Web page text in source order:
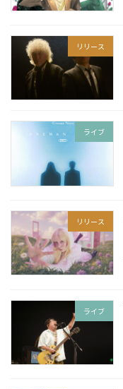
リリース
ライブ
リリース
ライブ